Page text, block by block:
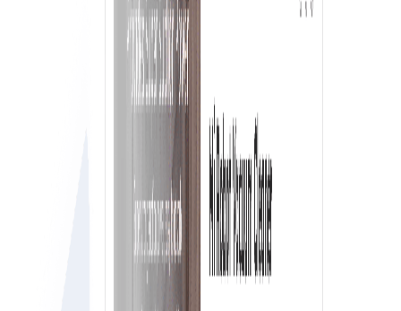
مفت اور لامحدود ورک اسپیس صارفین
مفت اور لامحدود ورک اسپیس صارفین حاصل کریں جہاں آپ اپنی
کمپنی کے تمام ملازمین کو e-Procure پر اپنے خریدار اکاؤنٹ میں
فوری منظوری کا ورک فلو
ہر صارف حقیقی وقت میں منظوری کے عمل کے ساتھ آسانی سے
وہ آرڈر کر سکتا ہے جس کی اسے ضرورت ہو، تاکہ آپ اپنی کمپنی
کے اخراجات پر آسانی سے کنٹرول رکھ سکیں۔